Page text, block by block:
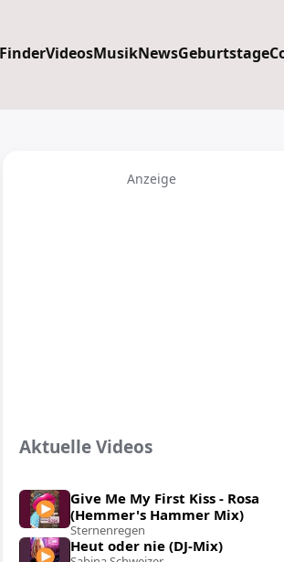
VideosMusikNewsGeburtstage
Anzeige
Aktuelle Videos
Give Me My First Kiss - Rosa
(Hemmer's Hammer Mix)
Sternenregen
Heut oder nie (DJ-Mix)